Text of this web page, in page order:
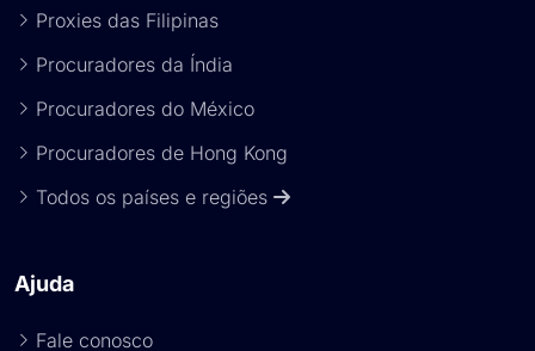
Proxies das Filipinas
Procuradores da Índia
Procuradores do México
Procuradores de Hong Kong
Todos os países e regiões
Ajuda
Fale conosco